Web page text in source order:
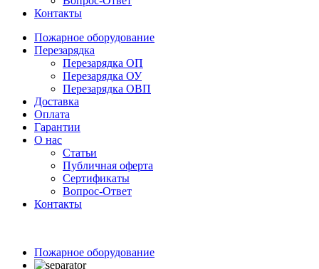
Контакты
Пожарное оборудование
Перезарядка
Перезарядка ОП
Перезарядка ОУ
Перезарядка ОВП
Доставка
Оплата
Гарантии
О нас
Статьи
Публичная оферта
Сертификаты
Вопрос-Ответ
Контакты
Пожарное оборудование